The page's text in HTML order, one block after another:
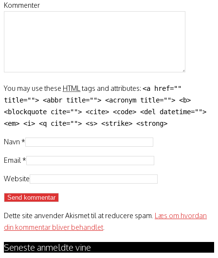
Kommenter
You may use these HTML tags and attributes: <a href=""
title=""> <abbr title=""> <acronym title=""> <b>
<blockquote cite=""> <cite> <code> <del datetime="">
<em> <i> <q cite=""> <s> <strike> <strong>
Navn *
Email *
Website
Dette site anvender Akismet til at reducere spam. Læs om hvordan
din kommentar bliver behandlet
Seneste anmeldte vine